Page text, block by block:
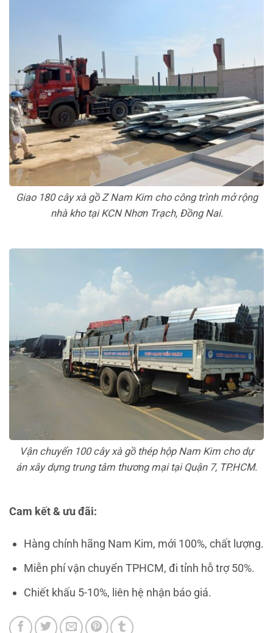
Giao 180 cây xà gồ Z Nam Kim cho công trình mở rộng
nhà kho tại KCN Nhơn Trạch, Đồng Nai.
Vận chuyển 100 cây xà gồ thép hộp Nam Kim cho dự
án xây dựng trung tâm thương mại tại Quận 7, TP.HCM.
Cam kết & ưu đãi:
Hàng chính hãng Nam Kim, mới 100%, chất lượng.
Miễn phí vận chuyển TPHCM, đi tỉnh hỗ trợ 50%.
Chiết khấu 5-10%, liên hệ nhận báo giá.